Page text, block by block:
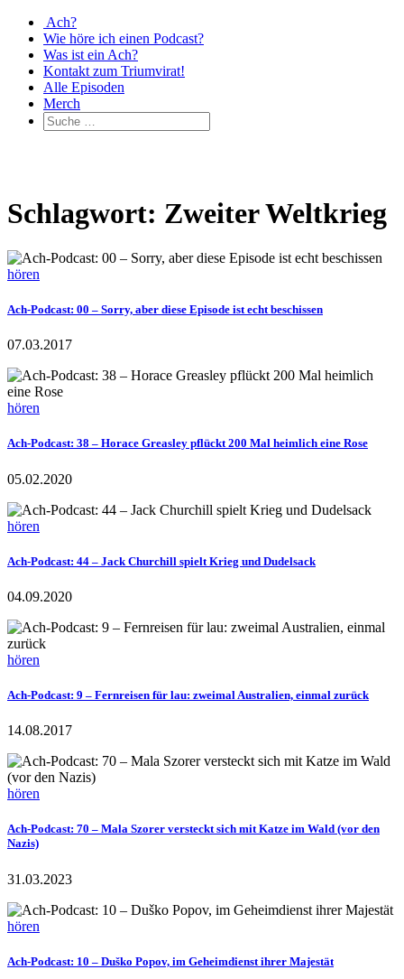
Ach?
Wie höre ich einen Podcast?
Was ist ein Ach?
Kontakt zum Triumvirat!
Alle Episoden
Merch
Schlagwort: Zweiter Weltkrieg
hören
Ach-Podcast: 00 – Sorry, aber diese Episode ist echt beschissen
07.03.2017
hören
Ach-Podcast: 38 – Horace Greasley pflückt 200 Mal heimlich eine Rose
05.02.2020
hören
Ach-Podcast: 44 – Jack Churchill spielt Krieg und Dudelsack
04.09.2020
hören
Ach-Podcast: 9 – Fernreisen für lau: zweimal Australien, einmal zurück
14.08.2017
hören
Ach-Podcast: 70 – Mala Szorer versteckt sich mit Katze im Wald (vor den
Nazis)
31.03.2023
hören
Ach-Podcast: 10 – Duško Popov, im Geheimdienst ihrer Majestät